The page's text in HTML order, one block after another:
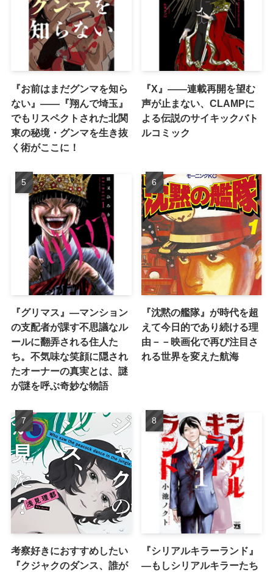
『お前はまだグンマを知ら
ない』――『翔んで埼玉』
でもリスペクトされた北関
東の秘境・グンマを生き抜
く術がここに！
『X』——連載再開を望む
声が止まない、CLAMPに
よる伝説のサイキックバト
ルコミック
『グリマス』―マンション
の支配者が課す不思議なル
ールに翻弄される住人た
ち。不気味な笑顔に隠され
たオーナーの真実とは、謎
が謎を呼ぶ奇妙な物語
『沈黙の艦隊』が時代を超
えて今日的であり続ける理
由－－映画化で再び注目さ
れる世界を変えた航海
考察好きにおすすめしたい
『クジャクのダンス、誰が
『シリアルキラーランド』
―もしシリアルキラーたち